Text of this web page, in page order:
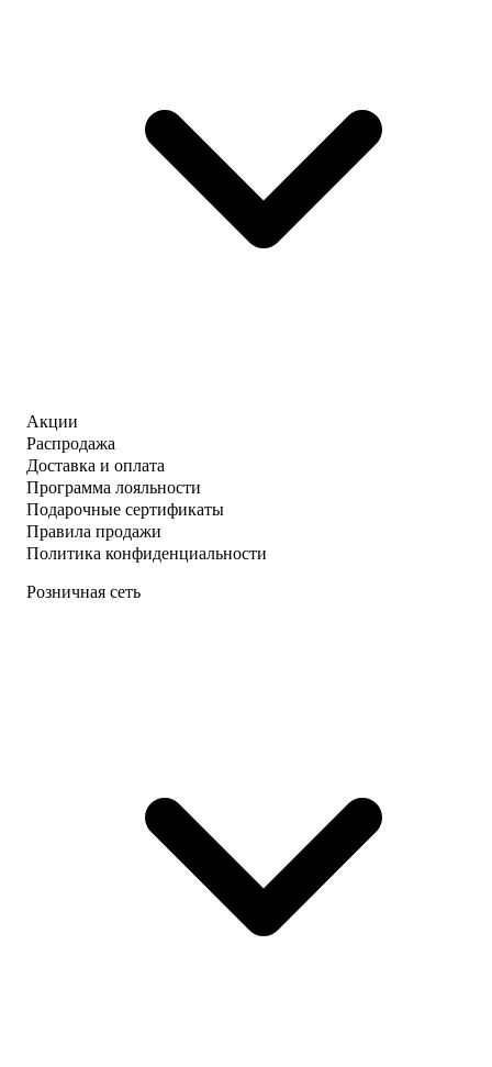
Акции
Распродажа
Доставка и оплата
Программа лояльности
Подарочные сертификаты
Правила продажи
Политика конфиденциальности
Розничная сеть